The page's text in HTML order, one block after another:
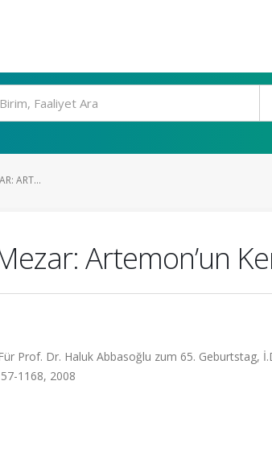
ART...
Artemon’un
Prof. Dr. Haluk Abbasoğlu zum 65. Geburtstag,
1168, 2008